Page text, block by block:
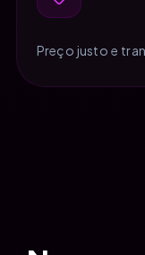
Preço justo e